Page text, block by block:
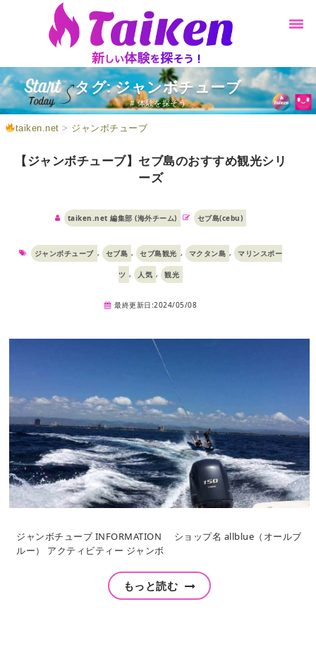
タグ: ジャンボチューブ
# 体験を探そう
taiken.net > ジャンボチューブ
【ジャンボチューブ】セブ島のおすすめ観光シリ
ーズ
taiken.net 編集部 (海外チーム) セブ島(cebu)
ジャンボチューブ , セブ島 , セブ島観光 , マクタン島 , マリンスポー
ツ , 人気 , 観光
最終更新日:2024/05/08
ジャンボチューブ INFORMATION ショップ名 allblue（オールブ
ルー） アクティビティー ジャンボ
もっと読む